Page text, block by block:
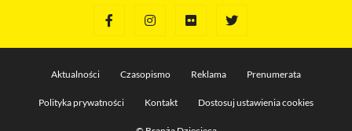
Aktualności Czasopismo Reklama Prenumerata
Polityka prywatności Kontakt Dostosuj ustawienia cookies